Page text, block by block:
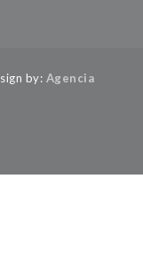
by: Agencia